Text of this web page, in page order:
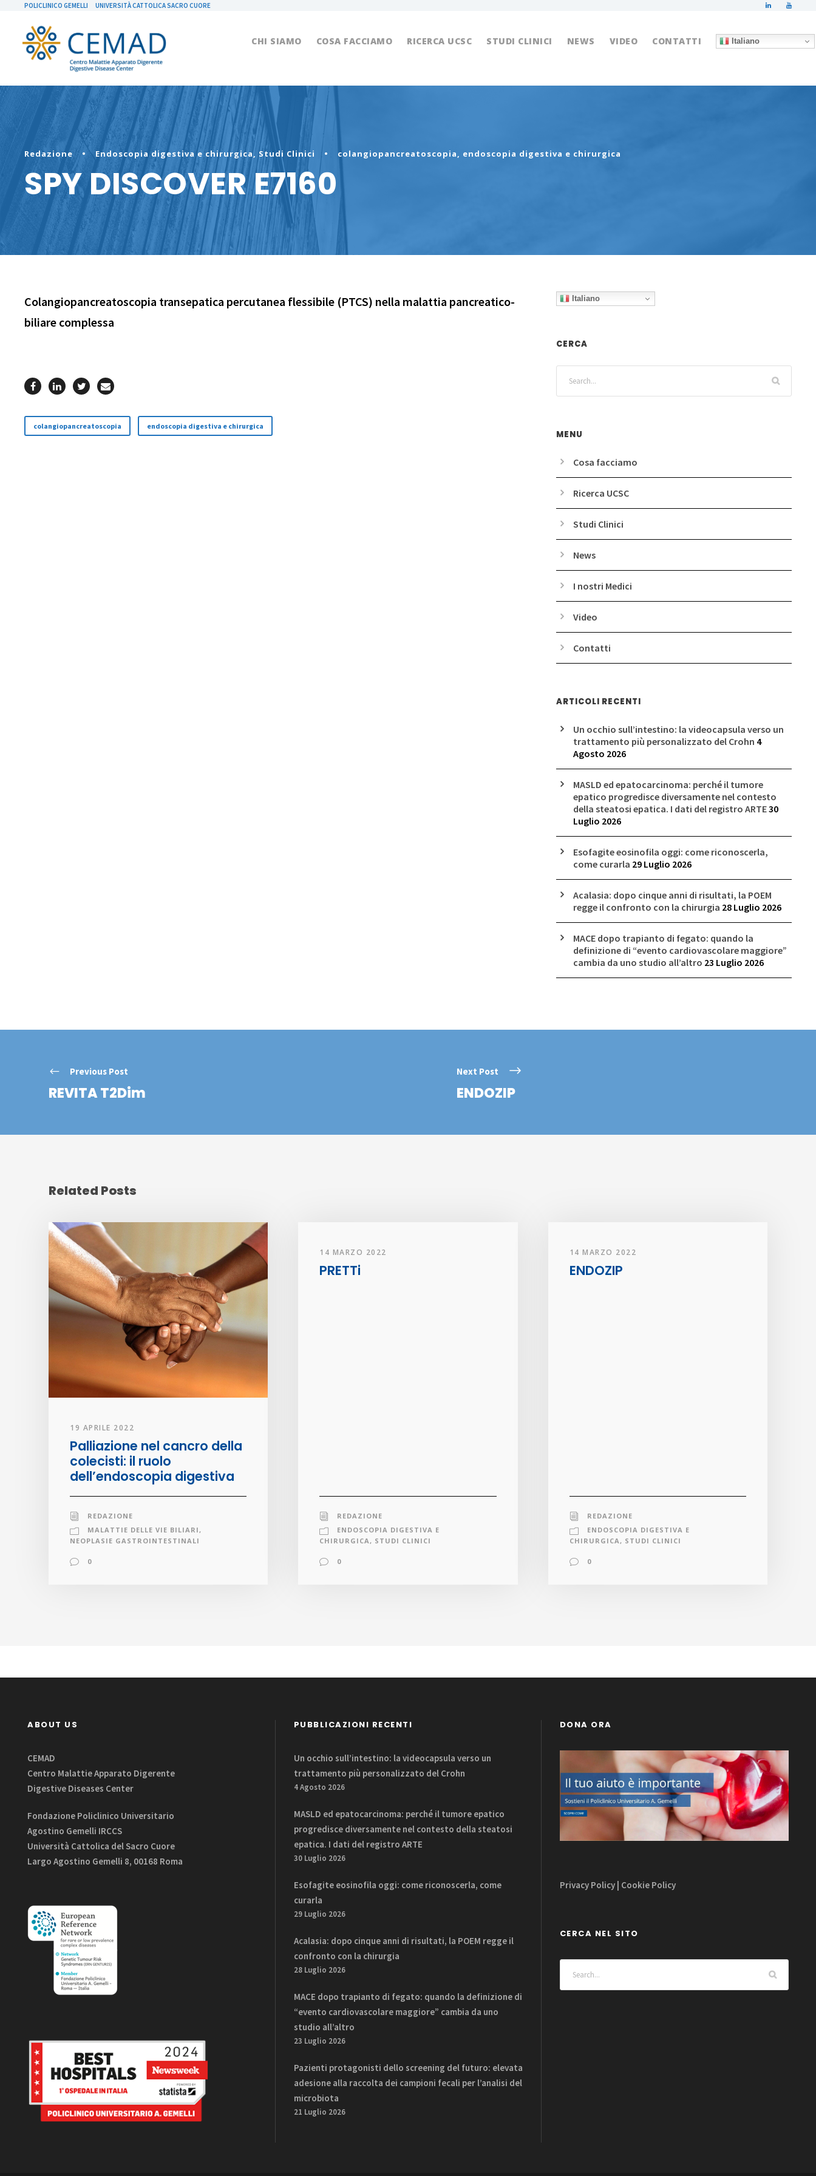
POLICLINICO GEMELLI UNIVERSITÀ CATTOLICA SACRO CUORE
CHI SIAMO COSA FACCIAMO RICERCA UCSC STUDI CLINICI NEWS VIDEO CONTATTI Italiano
Redazione • Endoscopia digestiva e chirurgica, Studi Clinici • colangiopancreatoscopia, endoscopia digestiva e chirurgica
SPY DISCOVER E7160
Colangiopancreatoscopia transepatica percutanea flessibile (PTCS) nella malattia pancreatico-
biliare complessa
colangiopancreatoscopia endoscopia digestiva e chirurgica
Italiano
CERCA
MENU
Cosa facciamo
Ricerca UCSC
Studi Clinici
News
I nostri Medici
Video
Contatti
ARTICOLI RECENTI
Un occhio sull’intestino: la videocapsula verso un
trattamento più personalizzato del Crohn 4
Agosto 2026
MASLD ed epatocarcinoma: perché il tumore
epatico progredisce diversamente nel contesto
della steatosi epatica. I dati del registro ARTE30
Luglio 2026
Esofagite eosinofila oggi: come riconoscerla,
come curarla 29 Luglio 2026
Acalasia: dopo cinque anni di risultati, la POEM
regge il confronto con la chirurgia 28 Luglio 2026
MACE dopo trapianto di fegato: quando la
definizione di “evento cardiovascolare maggiore”
cambia da uno studio all’altro 23 Luglio 2026
Previous Post
REVITA T2Dim
Next Post
ENDOZIP
Related Posts
19 APRILE 2022
Palliazione nel cancro della
colecisti: il ruolo
dell’endoscopia digestiva
REDAZIONE
MALATTIE DELLE VIE BILIARI ,
NEOPLASIE GASTROINTESTINALI
0
14 MARZO 2022
PRETTi
REDAZIONE
ENDOSCOPIA DIGESTIVA E
CHIRURGICA , STUDI CLINICI
0
14 MARZO 2022
ENDOZIP
REDAZIONE
ENDOSCOPIA DIGESTIVA E
CHIRURGICA , STUDI CLINICI
0
ABOUT US
CEMAD
Centro Malattie Apparato Digerente
Digestive Diseases Center
Fondazione Policlinico Universitario
Agostino Gemelli IRCCS
Università Cattolica del Sacro Cuore
Largo Agostino Gemelli 8, 00168 Roma
PUBBLICAZIONI RECENTI
Un occhio sull’intestino: la videocapsula verso un
trattamento più personalizzato del Crohn
4 Agosto 2026
MASLD ed epatocarcinoma: perché il tumore epatico
progredisce diversamente nel contesto della steatosi
epatica. I dati del registro ARTE
30 Luglio 2026
Esofagite eosinofila oggi: come riconoscerla, come
curarla
29 Luglio 2026
Acalasia: dopo cinque anni di risultati, la POEM regge il
confronto con la chirurgia
28 Luglio 2026
MACE dopo trapianto di fegato: quando la definizione di
“evento cardiovascolare maggiore” cambia da uno
studio all’altro
23 Luglio 2026
Pazienti protagonisti dello screening del futuro: elevata
adesione alla raccolta dei campioni fecali per l’analisi del
microbiota
21 Luglio 2026
DONA ORA
Privacy Policy| Cookie Policy
CERCA NEL SITO